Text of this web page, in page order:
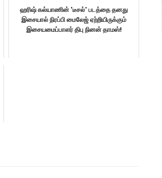
ஹரிஷ் கல்யாணின் 'டீசல்' படத்தை தனது
இசையால் நிரப்பி மைலேஜ் ஏற்றியிருக்கும்
இசையமைப்பாளர் திபு நினன் தாமஸ்!